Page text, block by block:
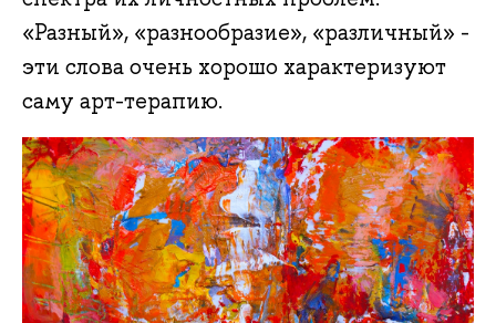
«Разный», «разнообразие», «различный» -
эти слова очень хорошо характеризуют
саму арт-терапию.